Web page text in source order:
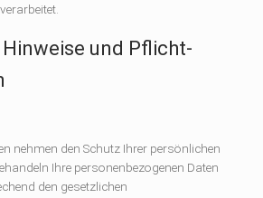
Hinweise und Pflicht­
nehmen den Schutz Ihrer persönlichen
Ihre personenbezogenen Daten
den gesetzlichen